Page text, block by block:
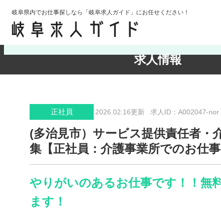
岐阜県内でお仕事探しなら「岐阜求人ガイド」にお任せください！
求人情報
検索条件の確認・変更
正社員 2026.02.16更新 求人ID：A002047-nor
(多治見市）サービス提供責任者・
集【正社員：介護事業所でのお仕
やりがいのあるお仕事です！！無
ます！